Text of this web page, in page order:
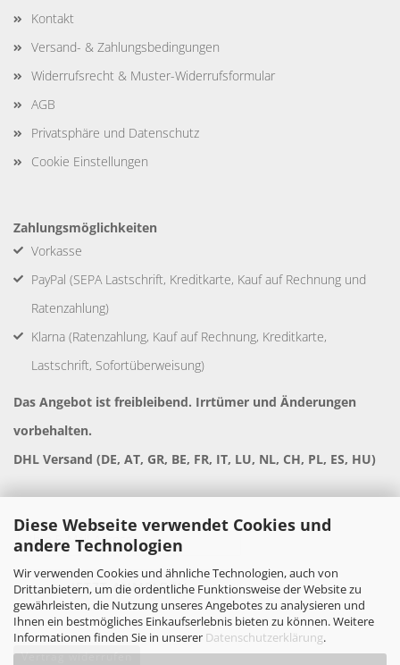
Diese Webseite verwendet Cookies und
andere Technologien
Wir verwenden Cookies und ähnliche Technologien, auch von
Drittanbietern, um die ordentliche Funktionsweise der Website zu
gewährleisten, die Nutzung unseres Angebotes zu analysieren und
Ihnen ein bestmögliches Einkaufserlebnis bieten zu können. Weitere
Informationen finden Sie in unserer Datenschutzerklärung.
Kontakt
Versand- & Zahlungsbedingungen
Widerrufsrecht & Muster-Widerrufsformular
AGB
Privatsphäre und Datenschutz
Cookie Einstellungen
Zahlungsmöglichkeiten
Vorkasse
PayPal (SEPA Lastschrift, Kreditkarte, Kauf auf Rechnung und
Ratenzahlung)
Klarna (Ratenzahlung, Kauf auf Rechnung, Kreditkarte,
Lastschrift, Sofortüberweisung)
Das Angebot ist freibleibend. Irrtümer und Änderungen
vorbehalten.
DHL Versand (DE, AT, GR, BE, FR, IT, LU, NL, CH, PL, ES, HU)
Vertrag widerrufen